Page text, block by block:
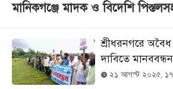
মানিকগঞ্জে মাদক ও বিদেশি
শ্রীধরনগরে
দাবিতে মানববন্ধন
২১ আগস্ট ২০২৫,